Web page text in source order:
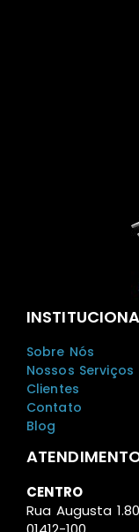
Sobre Nós
Nossos Serviços
Clientes
Contato
Blog
CENTRO
Rua Augusta